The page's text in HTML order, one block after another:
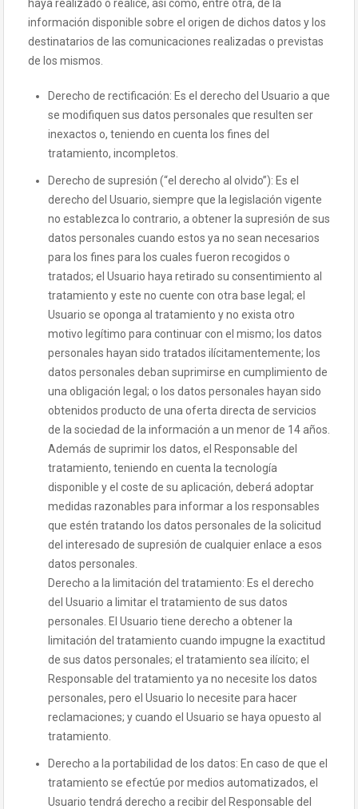
haya realizado o realice, así como, entre otra, de la
información disponible sobre el origen de dichos datos y los
destinatarios de las comunicaciones realizadas o previstas
de los mismos.
Derecho de rectificación: Es el derecho del Usuario a que
se modifiquen sus datos personales que resulten ser
inexactos o, teniendo en cuenta los fines del
tratamiento, incompletos.
Derecho de supresión (“el derecho al olvido”): Es el
derecho del Usuario, siempre que la legislación vigente
no establezca lo contrario, a obtener la supresión de sus
datos personales cuando estos ya no sean necesarios
para los fines para los cuales fueron recogidos o
tratados; el Usuario haya retirado su consentimiento al
tratamiento y este no cuente con otra base legal; el
Usuario se oponga al tratamiento y no exista otro
motivo legítimo para continuar con el mismo; los datos
personales hayan sido tratados ilícitamentemente; los
datos personales deban suprimirse en cumplimiento de
una obligación legal; o los datos personales hayan sido
obtenidos producto de una oferta directa de servicios
de la sociedad de la información a un menor de 14 años.
Además de suprimir los datos, el Responsable del
tratamiento, teniendo en cuenta la tecnología
disponible y el coste de su aplicación, deberá adoptar
medidas razonables para informar a los responsables
que estén tratando los datos personales de la solicitud
del interesado de supresión de cualquier enlace a esos
datos personales.
Derecho a la limitación del tratamiento: Es el derecho
del Usuario a limitar el tratamiento de sus datos
personales. El Usuario tiene derecho a obtener la
limitación del tratamiento cuando impugne la exactitud
de sus datos personales; el tratamiento sea ilícito; el
Responsable del tratamiento ya no necesite los datos
personales, pero el Usuario lo necesite para hacer
reclamaciones; y cuando el Usuario se haya opuesto al
tratamiento.
Derecho a la portabilidad de los datos: En caso de que el
tratamiento se efectúe por medios automatizados, el
Usuario tendrá derecho a recibir del Responsable del